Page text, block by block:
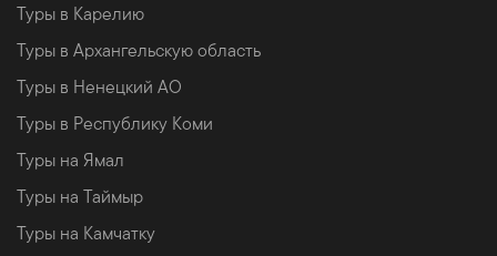
Туры в Карелию
Туры в Архангельскую область
Туры в Ненецкий АО
Туры в Республику Коми
Туры на Ямал
Туры на Таймыр
Туры на Камчатку